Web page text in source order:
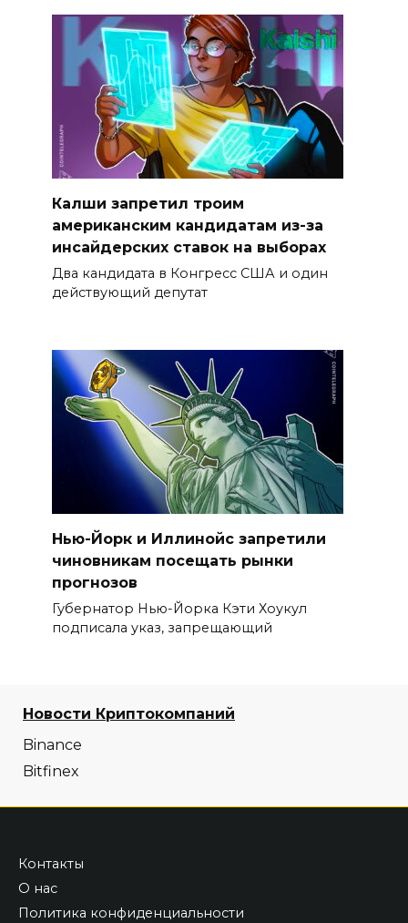
Калши запретил троим
американским кандидатам из-за
инсайдерских ставок на выборах
Два кандидата в Конгресс США и один
действующий депутат
Нью-Йорк и Иллинойс запретили
чиновникам посещать рынки
прогнозов
Губернатор Нью-Йорка Кэти Хоукул
подписала указ, запрещающий
Новости Криптокомпаний
Binance
Bitfinex
Контакты
О нас
Политика конфиденциальности